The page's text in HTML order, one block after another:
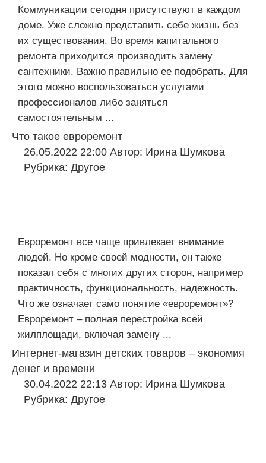
Коммуникации сегодня присутствуют в каждом
доме. Уже сложно представить себе жизнь без
их существования. Во время капитального
ремонта приходится производить замену
сантехники. Важно правильно ее подобрать. Для
этого можно воспользоваться услугами
профессионалов либо заняться
самостоятельным ...
Что такое евроремонт
26.05.2022 22:00 Автор: Ирина Шумкова
Рубрика: Другое
Евроремонт все чаще привлекает внимание
людей. Но кроме своей модности, он также
показал себя с многих других сторон, например
практичность, функциональность, надежность.
Что же означает само понятие «евроремонт»?
Евроремонт – полная перестройка всей
жилплощади, включая замену ...
Интернет-магазин детских товаров – экономия
денег и времени
30.04.2022 22:13 Автор: Ирина Шумкова
Рубрика: Другое